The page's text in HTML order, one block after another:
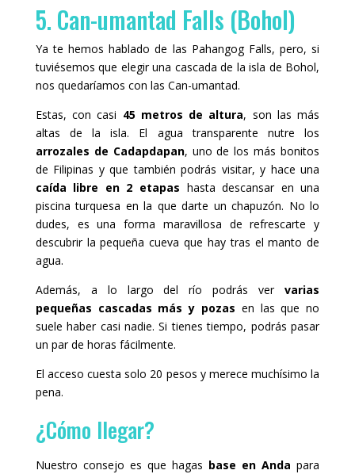
5. Can-umantad Falls (Bohol)
Ya te hemos hablado de las Pahangog Falls, pero, si
tuviésemos que elegir una cascada de la isla de Bohol,
nos quedaríamos con las Can-umantad.
Estas, con casi 45 metros de altura, son las más
altas de la isla. El agua transparente nutre los
arrozales de Cadapdapan, uno de los más bonitos
de Filipinas y que también podrás visitar, y hace una
caída libre en 2 etapas hasta descansar en una
piscina turquesa en la que darte un chapuzón. No lo
dudes, es una forma maravillosa de refrescarte y
descubrir la pequeña cueva que hay tras el manto de
agua.
Además, a lo largo del río podrás vervarias
pequeñas cascadas más y pozas en las que no
suele haber casi nadie. Si tienes tiempo, podrás pasar
un par de horas fácilmente.
El acceso cuesta solo 20 pesos y merece muchísimo la
pena.
¿Cómo llegar?
Nuestro consejo es que hagas base en Anda para